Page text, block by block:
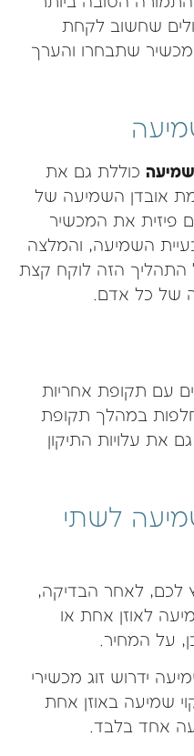
שחשוב לקחת
שתבחרו והערך
כוללת גם את
אובדן השמיעה של
פיזית את המכשיר
השמיעה, והמלצה
התהליך הזה לוקח קצת
של כל אדם.
עם תקופת אחריות
במהלך תקופת
את עלויות התיקון
לשתי
לכם, לאחר הבדיקה,
לאוזן אחת או
על המחיר.
ידרוש זוג מכשירי
שמיעה באוזן אחת
אחד בלבד.